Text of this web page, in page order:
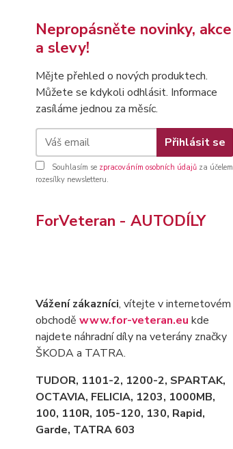
Nepropásněte novinky, akce
a slevy!
Mějte přehled o nových produktech.
Můžete se kdykoli odhlásit. Informace
zasíláme jednou za měsíc.
Přihlásit se
Souhlasím se zpracováním osobních údajů za účelem
rozesílky newsletteru.
ForVeteran - AUTODÍLY
Vážení zákazníci, vítejte v internetovém
obchodě www.for-veteran.eu kde
najdete náhradní díly na veterány značky
ŠKODA a TATRA.
TUDOR, 1101-2, 1200-2, SPARTAK,
OCTAVIA, FELICIA, 1203, 1000MB,
100, 110R, 105-120, 130, Rapid,
Garde, TATRA 603